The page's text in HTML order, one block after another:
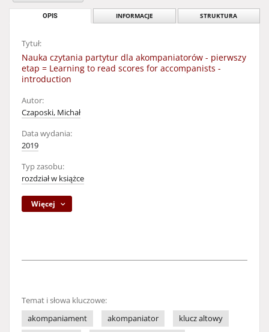
OPIS INFORMACJE STRUKTURA
Tytuł:
Nauka czytania partytur dla akompaniatorów - pierwszy
etap = Learning to read scores for accompanists -
introduction
Autor:
Czaposki, Michał
Data wydania:
2019
Typ zasobu:
rozdział w książce
Więcej
Temat i słowa kluczowe:
akompaniament
akompaniator
klucz altowy